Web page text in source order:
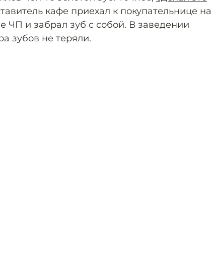
кафе приехал к покупательнице на
ЧП и забрал зуб с собой. В заведении
зубов не теряли.